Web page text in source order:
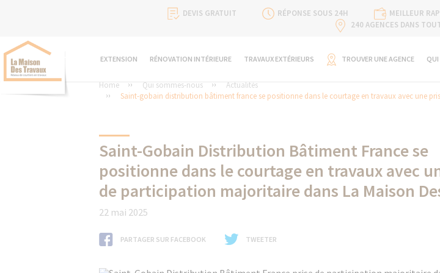
DEVIS GRATUIT RÉPONSE SOUS 24H MEILLEUR
240 AGENCES DANS
EXTENSION RÉNOVATION INTÉRIEURE TRAVAUX EXTÉRIEURS TROUVER UNE AGENCE
Home Qui sommes-nous
Actualités
Saint-gobain distribution bâtiment france se positionne dans le courtage en travaux avec une
Saint-Gobain Distribution Bâtiment France se
positionne dans le courtage en travaux avec
de participation majoritaire dans La Maison
22 mai 2025
PARTAGER SUR FACEBOOK TWEETER